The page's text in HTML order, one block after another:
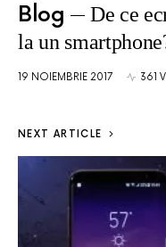
Blog
De ce
la un
19 NOIEMBRIE 2017 361
NEXT ARTICLE